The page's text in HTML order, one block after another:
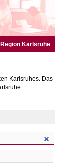
Karlsruhe
Karlsruhes. Das